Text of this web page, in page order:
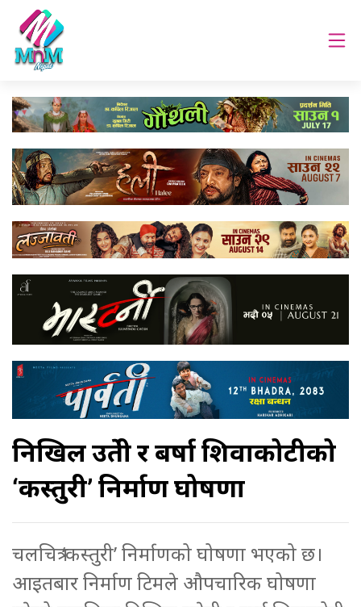
निखिल उप्रेती र बर्षा शिवाकोटीको
‘कस्तुरी’ निर्माण घोषणा
चलचित्र ‘कस्तुरी’ निर्माणको घोषणा भएको छ।
आइतबार निर्माण टिमले औपचारिक घोषणा